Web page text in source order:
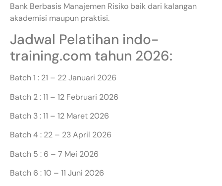
Bank Berbasis Manajemen Risiko baik dari kalangan
akademisi maupun praktisi.
Jadwal Pelatihan indo-
training.com tahun 2026:
Batch 1 : 21 – 22 Januari 2026
Batch 2 : 11 – 12 Februari 2026
Batch 3 : 11 – 12 Maret 2026
Batch 4 : 22 – 23 April 2026
Batch 5 : 6 – 7 Mei 2026
Batch 6 : 10 – 11 Juni 2026